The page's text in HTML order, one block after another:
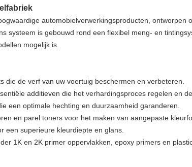
automobielverwerkingsproducten, ontworpen
systeem is gebouwd rond een flexibel meng- en
mogelijk is.
die de verf van uw voertuig beschermen en verbeteren.
additieven die het verhardingsproces regelen en
een optimale hechting en duurzaamheid garanderen.
en parel toners voor het maken van aangepaste
een superieure kleurdiepte en glans.
1K en 2K primer oppervlakken, epoxy primers en